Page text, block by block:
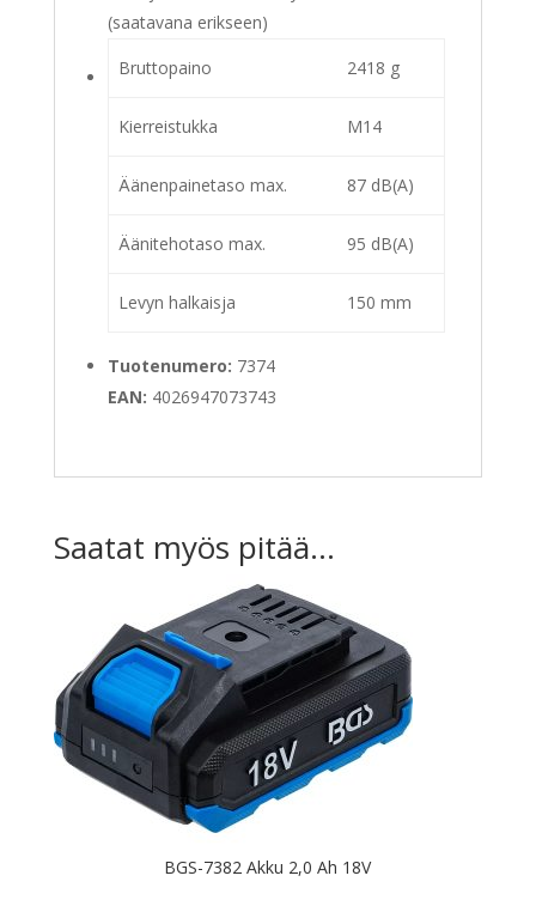
(saatavana erikseen)
Bruttopaino
2418 g
Kierreistukka M14
Äänenpainetaso max. 87 dB(A)
Äänitehotaso max. 95 dB(A)
Levyn halkaisja 150 mm
Tuotenumero: 7374
EAN: 4026947073743
Saatat myös pitää...
BGS-7382 Akku 2,0 Ah 18V